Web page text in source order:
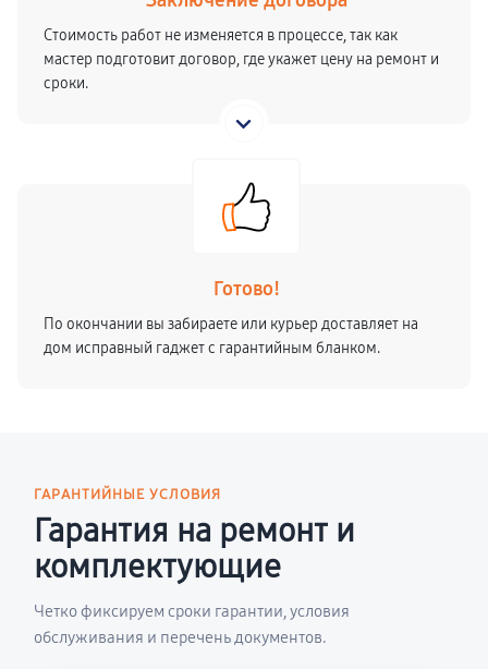
Стоимость работ не изменяется в процессе, так как
мастер подготовит договор, где укажет цену на ремонт и
сроки.
Готово!
По окончании вы забираете или курьер доставляет на
дом исправный гаджет с гарантийным бланком.
ГАРАНТИЙНЫЕ УСЛОВИЯ
Гарантия на ремонт и
комплектующие
Четко фиксируем сроки гарантии, условия
обслуживания и перечень документов.